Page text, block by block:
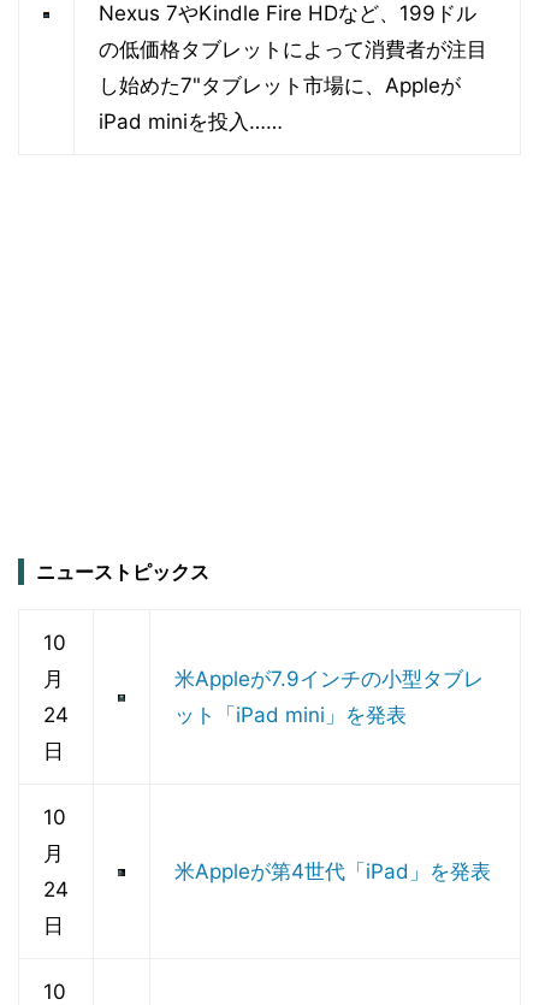
Nexus 7やKindle Fire HDなど、199ドル
の低価格タブレットによって消費者が注目
し始めた7"タブレット市場に、Appleが
iPad miniを投入……
ニューストピックス
10
月
24
日
米Appleが7.9インチの小型タブレ
ット「iPad mini」を発表
10
月
24
日
米Appleが第4世代「iPad」を発表
10